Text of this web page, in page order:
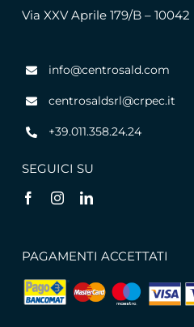
Via XXV Aprile 179/B –
info@centrosald.com
centrosaldsrl@crpec.it
+39.011.358.24.24
SEGUICI SU
PAGAMENTI ACCETTATI